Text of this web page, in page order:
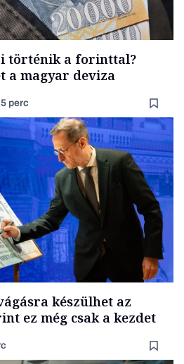
történik a forinttal?
a magyar deviza
5 perc
készülhet az
ez még csak a kezdet